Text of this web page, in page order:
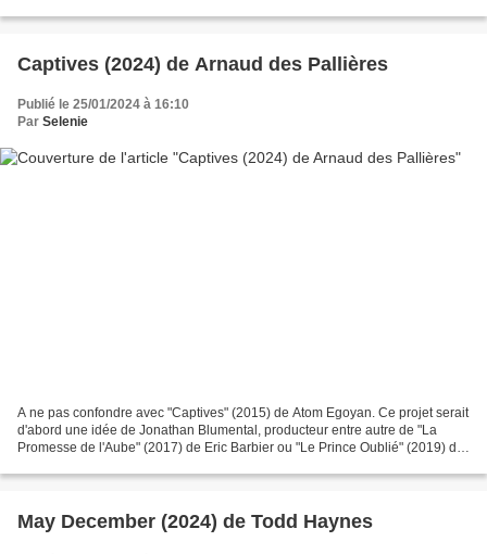
Captives (2024) de Arnaud des Pallières
Publié le 25/01/2024 à 16:10
Par Selenie
A ne pas confondre avec "Captives" (2015) de Atom Egoyan. Ce projet serait
d'abord une idée de Jonathan Blumental, producteur entre autre de "La
Promesse de l'Aube" (2017) de Eric Barbier ou "Le Prince Oublié" (2019) de
May December (2024) de Todd Haynes